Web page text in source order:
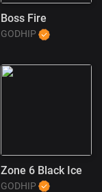
Boss Fire
GODHIP
Zone 6 Black Ice
GODHIP